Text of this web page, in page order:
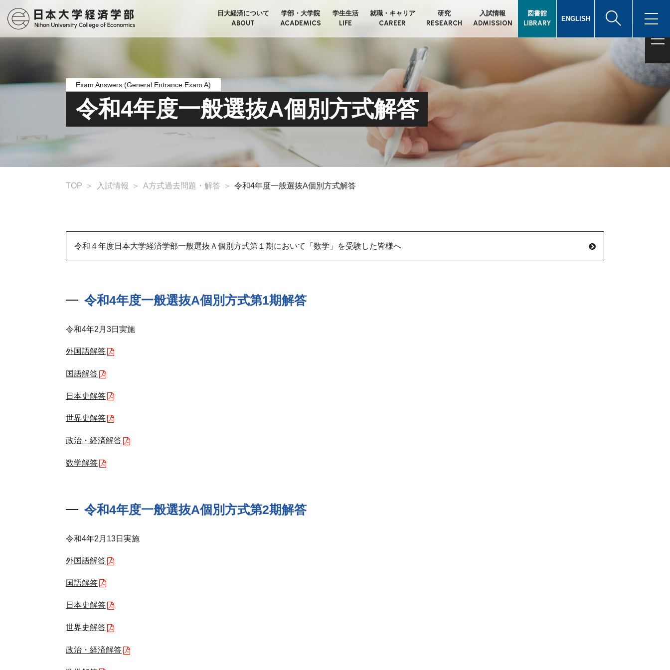
日大経済について
ABOUT
学部・大学院
ACADEMICS
学生生活
LIFE
就職・キャリア
CAREER
研究
RESEARCH
入試情報
ADMISSION
図書館
LIBRARY
ENGLISH
Exam Answers (General Entrance Exam A)
令和4年度一般選抜A個別方式解答
TOP 入試情報 A方式過去問題・解答 令和4年度一般選抜A個別方式解答
令和４年度日本大学経済学部一般選抜Ａ個別方式第１期において「数学」を受験した皆様へ
令和4年度一般選抜A個別方式第1期解答
令和4年2月3日実施
外国語解答
国語解答
日本史解答
世界史解答
政治・経済解答
数学解答
令和4年度一般選抜A個別方式第2期解答
令和4年2月13日実施
外国語解答
国語解答
日本史解答
世界史解答
政治・経済解答